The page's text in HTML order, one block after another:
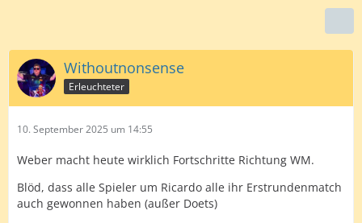
Withoutnonsense
Erleuchteter
10. September 2025 um 14:55
Weber macht heute wirklich Fortschritte Richtung WM.
Blöd, dass alle Spieler um Ricardo alle ihr Erstrundenmatch
auch gewonnen haben (außer Doets)